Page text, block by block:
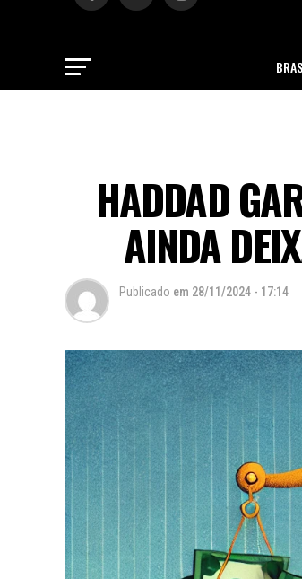
HADDAD
AINDA
Publicado em 28/11/2024 - 17:14